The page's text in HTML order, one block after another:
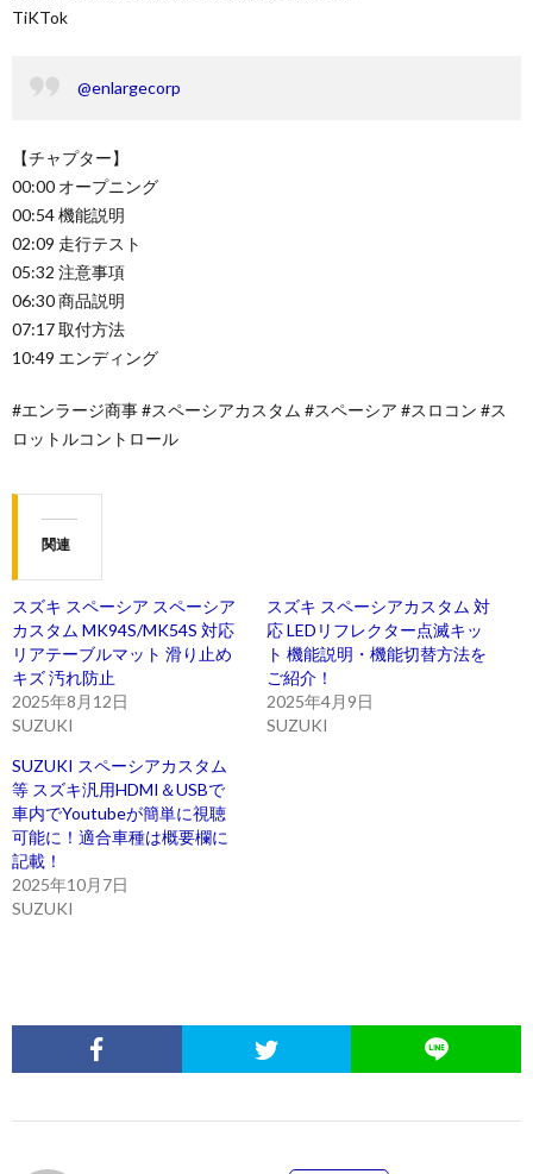
TiKTok
@enlargecorp
【チャプター】
00:00 オープニング
00:54 機能説明
02:09 走行テスト
05:32 注意事項
06:30 商品説明
07:17 取付方法
10:49 エンディング
#エンラージ商事 #スペーシアカスタム #スペーシア #スロコン #ス
ロットルコントロール
関連
スズキ スペーシア スペーシア
カスタム MK94S/MK54S 対応
リアテーブルマット 滑り止め
キズ 汚れ防止
2025年8月12日
SUZUKI
スズキ スペーシアカスタム 対
応 LEDリフレクター点滅キッ
ト 機能説明・機能切替方法を
ご紹介！
2025年4月9日
SUZUKI
SUZUKI スペーシアカスタム
等 スズキ汎用HDMI＆USBで
車内でYoutubeが簡単に視聴
可能に！適合車種は概要欄に
記載！
2025年10月7日
SUZUKI